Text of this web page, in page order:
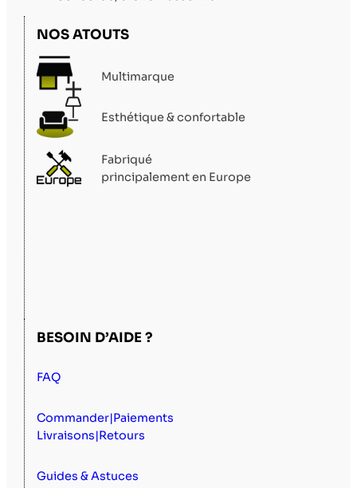
NOS ATOUTS
Multimarque
Esthétique & confortable
Fabriqué
principalement en Europe
BESOIN D’AIDE ?
FAQ
Commander|Paiements
Livraisons|Retours
Guides & Astuces